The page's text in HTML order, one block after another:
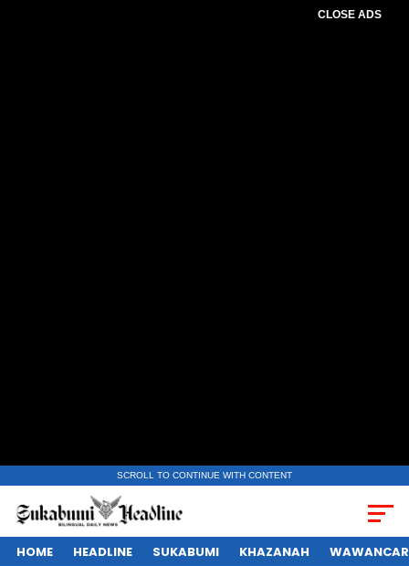
CLOSE ADS
SCROLL TO CONTINUE WITH CONTENT
HOME HEADLINE SUKABUMI KHAZANAH